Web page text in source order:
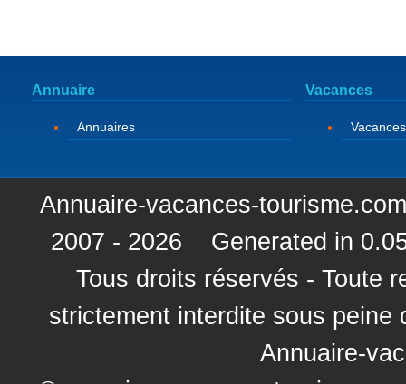
Annuaire
Annuaires
Vacances
Vacances
Annuaire-vacances-
2007 - 2026 Generated in
Tous droits réservés - Toute
strictement interdite sous peine
Annuaire-